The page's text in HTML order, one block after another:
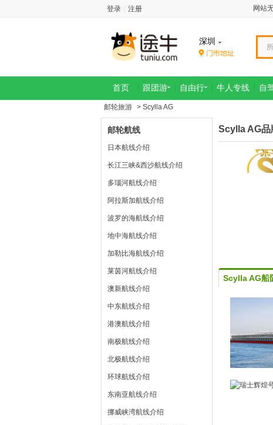
登录 注册 网站
深圳
首页 跟团游 自由行 牛人专线 自
邮轮旅游 > Scylla AG
邮轮航线
日本航线介绍
长江三峡&西沙航线介绍
多瑙河航线介绍
阿拉斯加航线介绍
波罗的海航线介绍
地中海航线介绍
加勒比海航线介绍
莱茵河航线介绍
澳新航线介绍
中东航线介绍
港澳航线介绍
南极航线介绍
北极航线介绍
环球航线介绍
东南亚航线介绍
挪威峡湾航线介绍
Scylla AG品
Scylla AG船